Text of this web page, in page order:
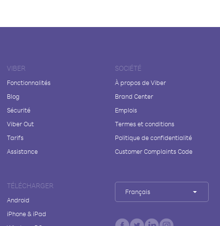
VIBER
Fonctionnalités
Blog
Sécurité
Viber Out
Tarifs
Assistance
SOCIÉTÉ
À propos de Viber
Brand Center
Emplois
Termes et conditions
Politique de confidentialité
Customer Complaints Code
TÉLÉCHARGER
Android
iPhone & iPad
Français